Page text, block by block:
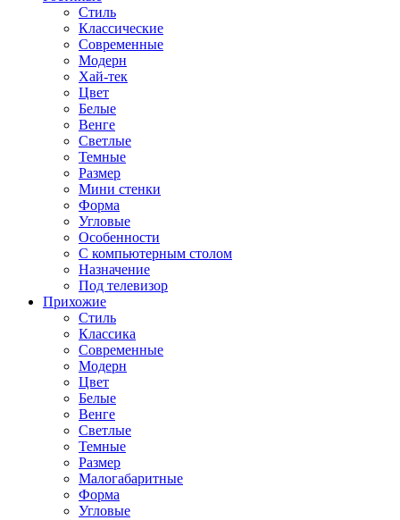
Стиль
Классические
Современные
Модерн
Хай-тек
Цвет
Белые
Венге
Светлые
Темные
Размер
Мини стенки
Форма
Угловые
Особенности
С компьютерным столом
Назначение
Под телевизор
Прихожие
Стиль
Классика
Современные
Модерн
Цвет
Белые
Венге
Светлые
Темные
Размер
Малогабаритные
Форма
Угловые